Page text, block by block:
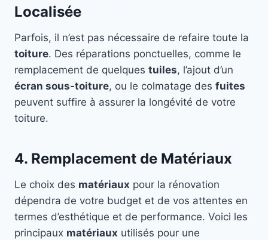
Localisée
Parfois, il n’est pas nécessaire de refaire toute la
toiture. Des réparations ponctuelles, comme le
remplacement de quelques tuiles, l’ajout d’un
écran sous-toiture, ou le colmatage des fuites
peuvent suffire à assurer la longévité de votre
toiture.
4. Remplacement de Matériaux
Le choix des matériaux pour la rénovation
dépendra de votre budget et de vos attentes en
termes d’esthétique et de performance. Voici les
principaux matériaux utilisés pour une